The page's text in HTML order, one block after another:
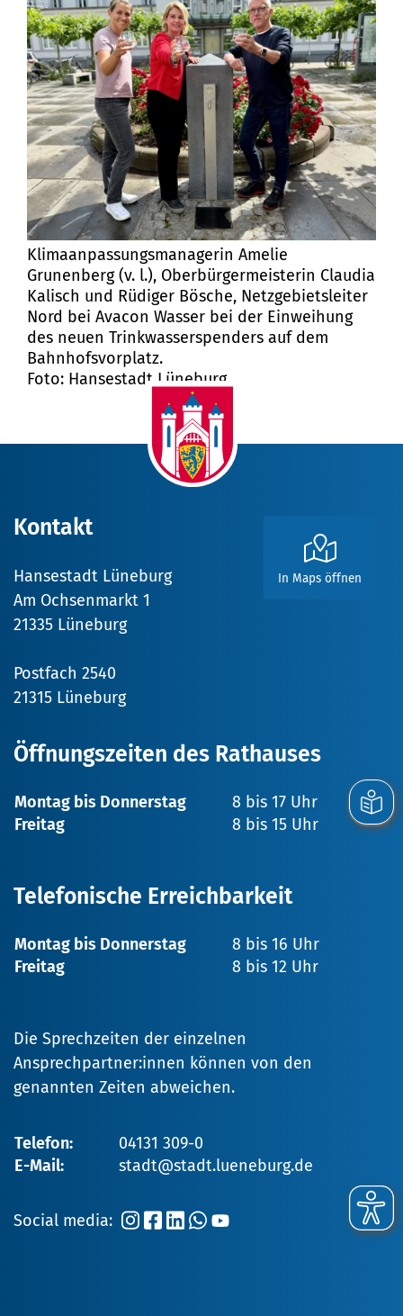
Klimaanpassungsmanagerin Amelie
Grunenberg (v. l.), Oberbürgermeisterin Claudia
Kalisch und Rüdiger Bösche, Netzgebietsleiter
Nord bei Avacon Wasser bei der Einweihung
des neuen Trinkwasserspenders auf dem
Bahnhofsvorplatz.
Foto: Hansestadt Lüneburg
In Maps öffnen
Kontakt
Hansestadt Lüneburg
Am Ochsenmarkt 1
21335 Lüneburg
Postfach 2540
21315 Lüneburg
Öffnungszeiten des Rathauses
Montag bis Donnerstag
8 bis 17 Uhr
Freitag
8 bis 15 Uhr
Telefonische Erreichbarkeit
Montag bis Donnerstag
8 bis 16 Uhr
Freitag
8 bis 12 Uhr
Die Sprechzeiten der einzelnen
Ansprechpartner:innen können von den
genannten Zeiten abweichen.
Telefon:
04131 309-0
E-Mail:
stadt@stadt.lueneburg.de
Social media: